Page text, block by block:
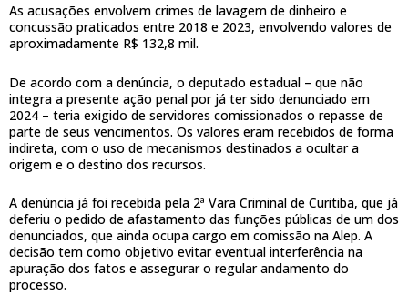
As acusações envolvem crimes de lavagem de dinheiro e
concussão praticados entre 2018 e 2023, envolvendo valores de
aproximadamente R$ 132,8 mil.
De acordo com a denúncia, o deputado estadual – que não
integra a presente ação penal por já ter sido denunciado em
2024 – teria exigido de servidores comissionados o repasse de
parte de seus vencimentos. Os valores eram recebidos de forma
indireta, com o uso de mecanismos destinados a ocultar a
origem e o destino dos recursos.
A denúncia já foi recebida pela 2ª Vara Criminal de Curitiba, que já
deferiu o pedido de afastamento das funções públicas de um dos
denunciados, que ainda ocupa cargo em comissão na Alep. A
decisão tem como objetivo evitar eventual interferência na
apuração dos fatos e assegurar o regular andamento do
processo.